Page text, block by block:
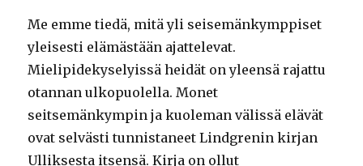
Me emme tiedä, mitä yli seisemänkymppiset
yleisesti elämästään ajattelevat.
Mielipidekyselyissä heidät on yleensä rajattu
otannan ulkopuolella. Monet
seitsemänkympin ja kuoleman välissä elävät
ovat selvästi tunnistaneet Lindgrenin kirjan
Ulliksesta itsensä. Kirja on ollut